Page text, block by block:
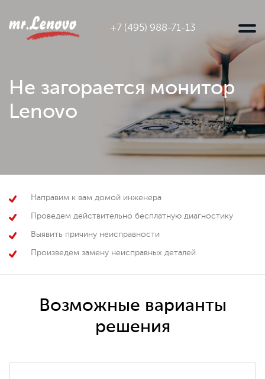
+7 (495) 988-71-13
Не загорается монитор
Lenovo
Направим к вам домой инженера
Проведем действительно бесплатную диагностику
Выявить причину неисправности
Произведем замену неисправных деталей
Возможные варианты
решения